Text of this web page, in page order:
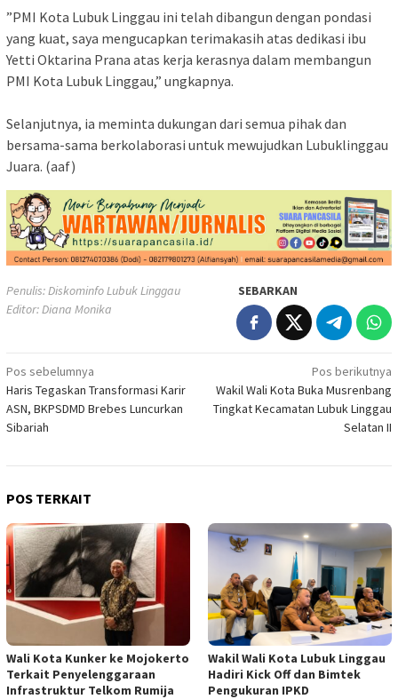
‎”PMI Kota Lubuk Linggau ini telah dibangun dengan pondasi
yang kuat, saya mengucapkan terimakasih atas dedikasi ibu
Yetti Oktarina Prana atas kerja kerasnya dalam membangun
PMI Kota Lubuk Linggau,” ungkapnya.
‎Selanjutnya, ia meminta dukungan dari semua pihak dan
bersama-sama berkolaborasi untuk mewujudkan Lubuklinggau
Juara. (aaf)
Penulis: Diskominfo Lubuk Linggau
Editor: Diana Monika
SEBARKAN
Navigasi
pos
Pos sebelumnya
Haris Tegaskan Transformasi Karir
ASN, BKPSDMD Brebes Luncurkan
Sibariah
Pos berikutnya
Wakil Wali Kota Buka Musrenbang
Tingkat Kecamatan Lubuk Linggau
Selatan II
POS TERKAIT
Wali Kota Kunker ke Mojokerto
Terkait Penyelenggaraan
Infrastruktur Telkom Rumija
Wakil Wali Kota Lubuk Linggau
Hadiri Kick Off dan Bimtek
Pengukuran IPKD